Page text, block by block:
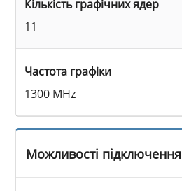
Кількість графічних ядер
11
Частота графіки
1300 MHz
Можливості підключення